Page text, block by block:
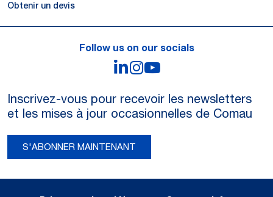
Obtenir un devis
Follow us on our socials
LinkedIn
Instagram
Inscrivez-vous pour recevoir les newsletters
et les mises à jour occasionnelles de Comau
S'ABONNER MAINTENANT